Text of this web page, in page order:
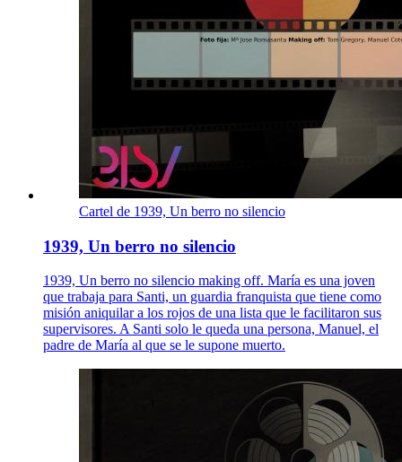
Cartel de 1939, Un berro no silencio
1939, Un berro no silencio
1939, Un berro no silencio making off. María es una joven
que trabaja para Santi, un guardia franquista que tiene como
misión aniquilar a los rojos de una lista que le facilitaron sus
supervisores. A Santi solo le queda una persona, Manuel, el
padre de María al que se le supone muerto.